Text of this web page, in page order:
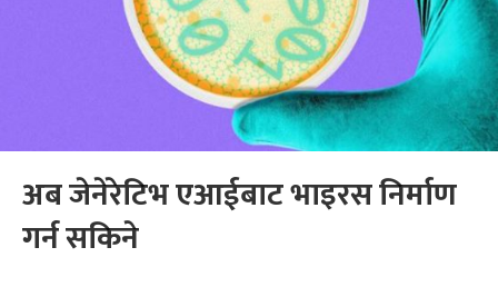
अब जेनेरेटिभ एआईबाट भाइरस निर्माण
गर्न सकिने